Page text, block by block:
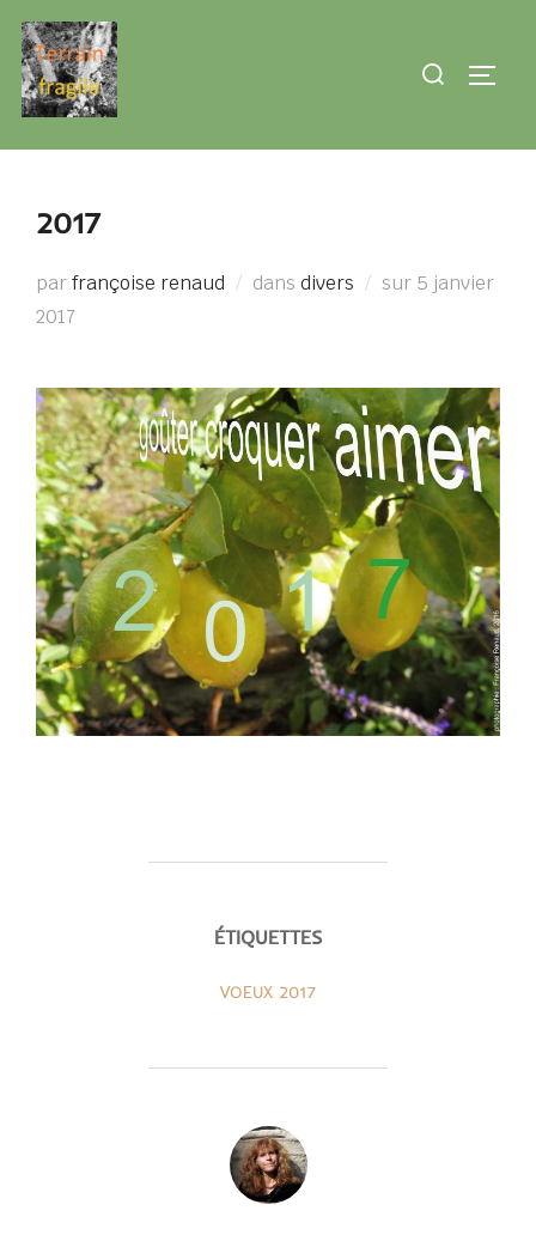
contenu
Rechercher :
2017
parfrançoise renaud dans divers sur Publié
5 janvier
2017
ÉTIQUETTES
VOEUX 2017
AUTEUR DE LA PUBLICATION